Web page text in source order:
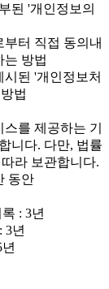
된 '개인정보의
터 직접 동의내
는 방법
된 '개인정보처
법
를 제공하는 기
니다. 다만, 법률
라 보관합니다.
동안
: 3년
3년